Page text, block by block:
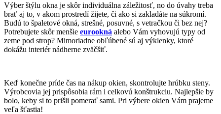
Výber štýlu okna je skôr individuálna záležitosť, no do úvahy treba
brať aj to, v akom prostredí žijete, či ako si zakladáte na súkromí.
Budú to špaletové okná, strešné, posuvné, s vetračkou či bez nej?
Potrebujete skôr menšie eurookná alebo Vám vyhovujú typy od
zeme pod strop? Mimoriadne obľúbené sú aj výklenky, ktoré
dokážu interiér nádherne zväčšiť.
Keď konečne príde čas na nákup okien, skontrolujte hrúbku steny.
Výrobcovia jej prispôsobia rám i celkovú konštrukciu. Najlepšie by
bolo, keby si to prišli pomerať sami. Pri výbere okien Vám prajeme
veľa šťastia!